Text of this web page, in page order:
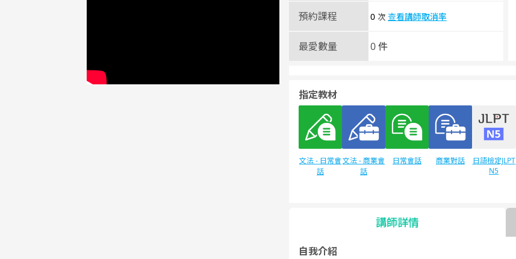
預約課程 0 次 查看講師取消率
最愛數量 0 件
指定教材
文法 - 日常會
話
文法 - 商業會
話
日常會話 商業對話
日語檢定JLPT
N5
講師詳情
自我介紹